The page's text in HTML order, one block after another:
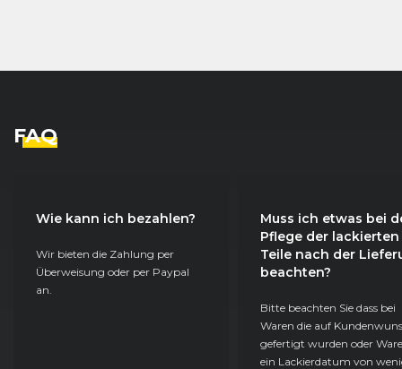
FAQ
Wie kann ich bezahlen?
Wir bieten die Zahlung per
Überweisung oder per Paypal
an.
Muss ich etwas bei
Pflege der lackierten
Teile nach der
beachten?
Bitte beachten Sie dass bei
Waren die auf
gefertigt wurden oder
ein Lackierdatum von